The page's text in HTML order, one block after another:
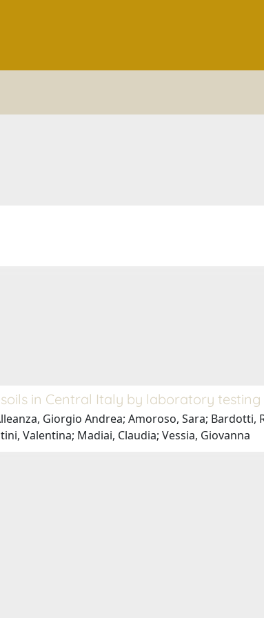
in Central Italy by laboratory testing
Giorgio Andrea; Amoroso, Sara;
Valentina; Madiai, Claudia; Vessia, Giovanna